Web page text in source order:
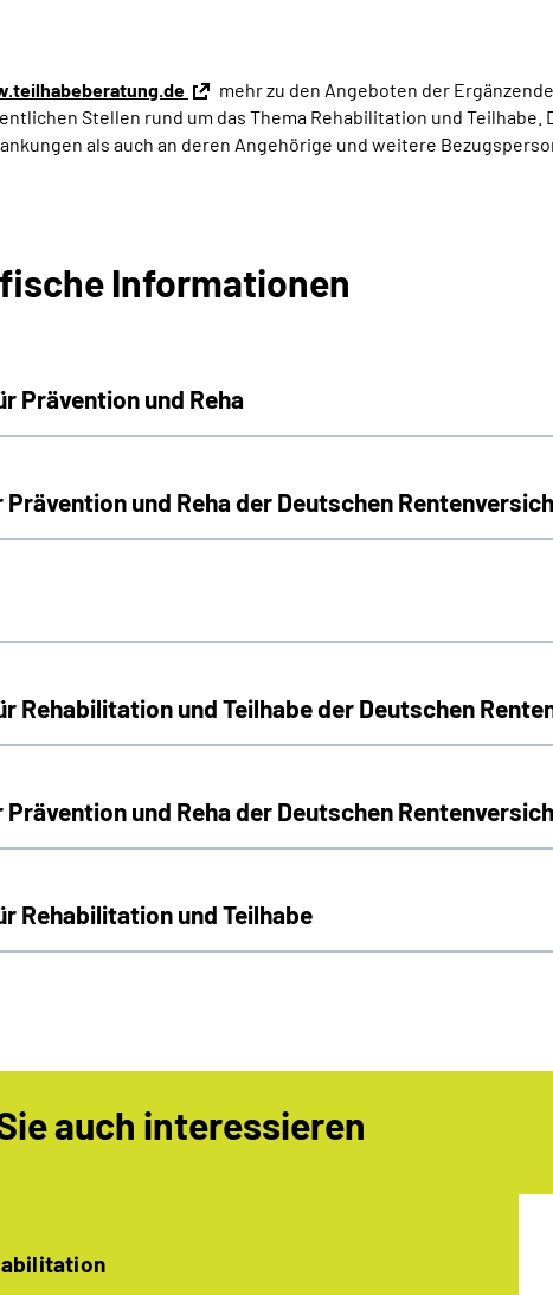
mehr zu den Angeboten der
Stellen rund um das Thema Rehabilitation und
als auch an deren Angehörige und weitere
Informationen
Prävention und Reha
und Reha der Deutschen
Rehabilitation und Teilhabe der Deutschen
und Reha der Deutschen
Rehabilitation und Teilhabe
auch interessieren